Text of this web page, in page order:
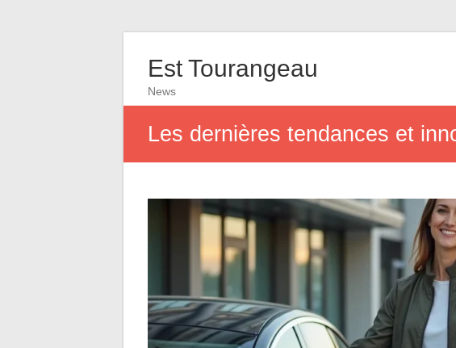
Est Tourangeau
News
Les dernières tendances et